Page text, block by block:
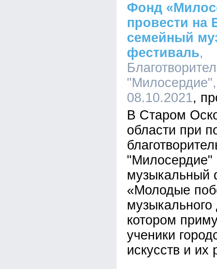
Фонд
провести на
семейный
фестиваль,
08.10.2021
В Старом
области при
"Милосердие"
музыкальный
«Молодые
котором
ученики
искусств и их